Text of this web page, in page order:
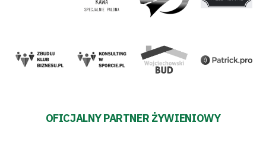
OFICJALNY PARTNER ŻYWIENIOWY